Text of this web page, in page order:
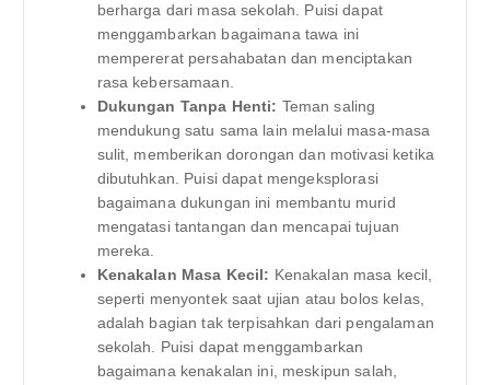
berharga dari masa sekolah. Puisi dapat
menggambarkan bagaimana tawa ini
mempererat persahabatan dan menciptakan
rasa kebersamaan.
Dukungan Tanpa Henti: Teman saling
mendukung satu sama lain melalui masa-masa
sulit, memberikan dorongan dan motivasi ketika
dibutuhkan. Puisi dapat mengeksplorasi
bagaimana dukungan ini membantu murid
mengatasi tantangan dan mencapai tujuan
mereka.
Kenakalan Masa Kecil: Kenakalan masa kecil,
seperti menyontek saat ujian atau bolos kelas,
adalah bagian tak terpisahkan dari pengalaman
sekolah. Puisi dapat menggambarkan
bagaimana kenakalan ini, meskipun salah,